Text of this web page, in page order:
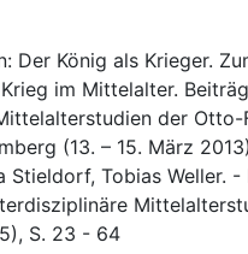
Der König als Krieger.
im Mittelalter.
der
(13. – 15. März
Stieldorf, Tobias Weller.
S. 23 - 64